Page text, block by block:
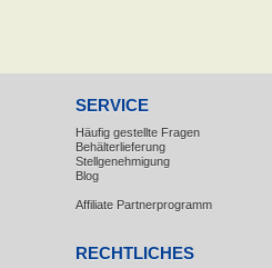
SERVICE
Häufig gestellte Fragen
Behälterlieferung
Stellgenehmigung
Blog
Affiliate Partnerprogramm
RECHTLICHES